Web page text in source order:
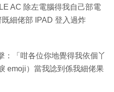
AC 除左電腦得我自己部電
細佬部 IPAD 登入過炸
：「咁各位你地覺得我依個丫
emoji）當我諗到係我細佬果